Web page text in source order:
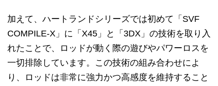
加えて、ハートランドシリーズでは初めて「SVF
COMPILE-X」に「X45」と「3DX」の技術を取り入
れたことで、ロッドが動く際の遊びやパワーロスを
一切排除しています。この技術の組み合わせによ
り、ロッドは非常に強力かつ高感度を維持すること